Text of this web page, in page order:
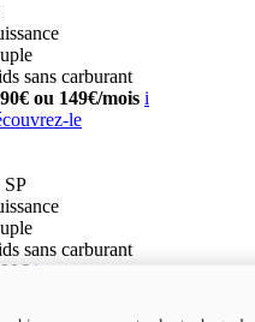
sans carburant
ou 149€/mois i
le
sans carburant
i